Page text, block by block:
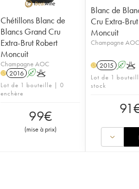
Chétillons Blanc de
Blancs Grand Cru
Extra-Brut Robert
Moncuit
Champagne AOC
H 2016 AK
Lot de 1 bouteille | 0
enchère
99€
(mise à prix)
Blanc de
Cru Extra-
Moncuit
Champagne AOC
H 2015 AK
Lot de 1
stock
91